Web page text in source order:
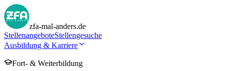
zfa-mal-anders.de
StellenangeboteStellengesuche
Ausbildung & Karriere
Fort- & Weiterbildung